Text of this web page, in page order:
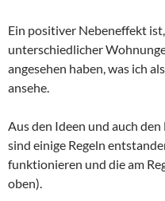
Ein positiver Nebeneffekt
unterschiedlicher
angesehen haben, was ich
ansehe.
Aus den Ideen und auch
sind einige Regeln
funktionieren und die am
oben).